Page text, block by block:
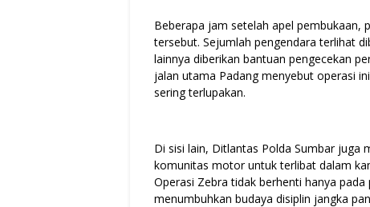
Beberapa jam setelah apel pembukaan,
tersebut. Sejumlah pengendara terlihat
lainnya diberikan bantuan pengecekan
jalan utama Padang menyebut operasi
sering terlupakan.
Di sisi lain, Ditlantas Polda Sumbar juga
komunitas motor untuk terlibat dalam
Operasi Zebra tidak berhenti hanya
menumbuhkan budaya disiplin jangka